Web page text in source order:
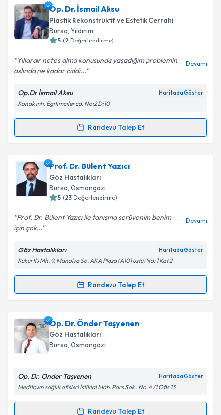
takvim hazırlandığında e-posta ile bilgilendireceğiz.
E-posta Adresiniz
kapsamda işlenmesini kabul ediyorum.
Takvim Talebini Gönder
Op. Dr. İsmail Aksu
Plastik Rekonstrüktif ve Estetik Cerrahi
Bursa, Yıldırım
5 (2 Değerlendirme)
Yıllardır nefes alma konusunda yaşadığım problemin
aslında ne kadar ciddi...
Devamı
Op.Dr İsmail Aksu Haritada Göster
Konak mh. Egitimciler cd. No:2 D:10
Randevu Talep Et
Randevu Takvimi Talebi
Op. Dr. İsmail Aksuiçin randevu takvimi talebi
oluşturun. Size bu uzmandan randevu almanız için bir
takvim hazırlandığında e-posta ile bilgilendireceğiz.
Kişisel verilerimin işlenmesine ilişkin
Aydınlatma
Metni'ni okudum ve kişisel verilerimin belirtilen
kapsamda işlenmesini kabul ediyorum.
Prof. Dr. Bülent Yazıcı
Göz Hastalıkları
Bursa, Osmangazi
5 (23 Değerlendirme)
Prof. Dr. Bülent Yazıcı ile tanışma serüvenim benim
için çok...
Devamı
Göz Hastalıkları Haritada Göster
Kükürtlü Mh. 9. Manolya So. AKA Plaza (A101 üstü) No: 1 Kat 2
Randevu Talep Et
Randevu Takvimi Talebi
Prof. Dr. Bülent Yazıcıiçin randevu takvimi talebi
oluşturun. Size bu uzmandan randevu almanız için bir
takvim hazırlandığında e-posta ile bilgilendireceğiz.
Kişisel verilerimin işlenmesine ilişkin
Op. Dr. Önder Taşyenen
Göz Hastalıkları
Bursa, Osmangazi
Op. Dr. Önder Taşyenen Haritada Göster
Meditown sağlık ofisleri İstiklal Mah. Pars Sok . No :4 /1 Ofis 13
Randevu Talep Et